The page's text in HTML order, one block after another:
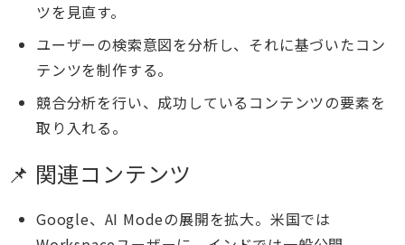
ツを見直す。
ユーザーの検索意図を分析し、それに基づいたコン
テンツを制作する。
競合分析を行い、成功しているコンテンツの要素を
取り入れる。
📌 関連コンテンツ
Google、AI Modeの展開を拡大。米国では